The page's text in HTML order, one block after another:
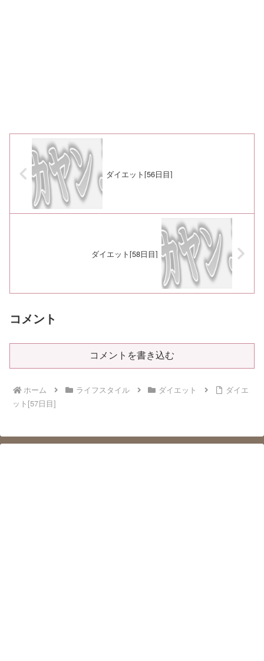
ダイエット[56日目]
ダイエット[58日目]
コメント
コメントを書き込む
ホーム ライフスタイル ダイエット
ダイエ
ット[57日目]